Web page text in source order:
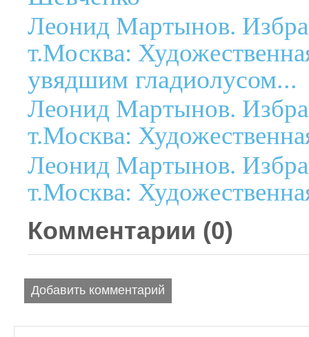
Леонид Мартынов.
т.Москва:
увядшим гладиолусом...
Леонид Мартынов.
т.Москва:
Леонид Мартынов.
т.Москва:
Комментарии (0)
Добавить комментарий